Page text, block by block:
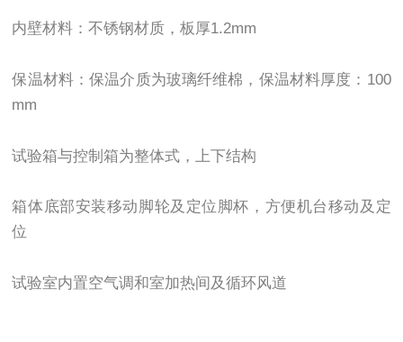
内壁材料：不锈钢材质，板厚1.2mm
保温材料：保温介质为玻璃纤维棉，保温材料厚度：100
mm
试验箱与控制箱为整体式，上下结构
箱体底部安装移动脚轮及定位脚杯，方便机台移动及定
位
试验室内置空气调和室加热间及循环风道